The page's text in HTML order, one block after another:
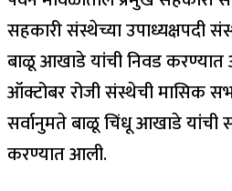
सहकारी संस्थेच्या उपाध्यक्षपदी
बाळू आखाडे यांची निवड
ऑक्टोबर रोजी संस्थेची मासिक
सर्वानुमते बाळू चिंधू आखाडे यांची
करण्यात आली.